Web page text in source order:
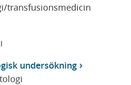
transfusionsmedicin
undersökning